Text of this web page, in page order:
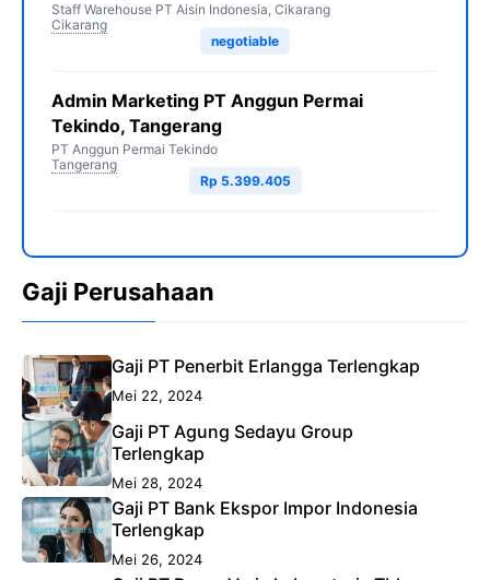
Staff Warehouse PT Aisin Indonesia, Cikarang
Cikarang
negotiable
Admin Marketing PT Anggun Permai
Tekindo, Tangerang
PT Anggun Permai Tekindo
Tangerang
Rp 5.399.405
Gaji Perusahaan
Gaji PT Penerbit Erlangga Terlengkap
Mei 22, 2024
Gaji PT Agung Sedayu Group
Terlengkap
Mei 28, 2024
Gaji PT Bank Ekspor Impor Indonesia
Terlengkap
Mei 26, 2024